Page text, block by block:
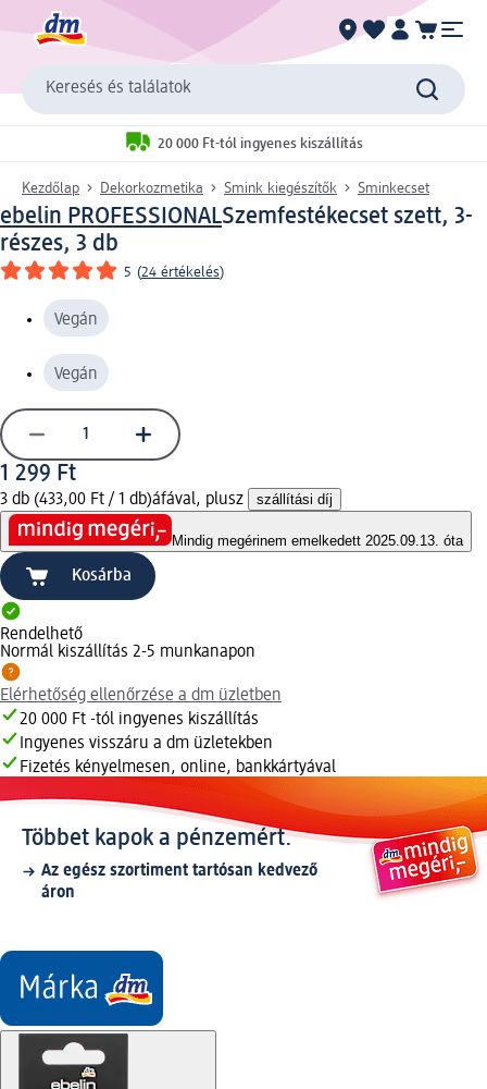
Keresés és találatok
20 000 Ft-tól ingyenes kiszállítás
Kezdőlap Dekorkozmetika Smink kiegészítők Sminkecset
ebelin PROFESSIONALSzemfestékecset szett, 3-
részes, 3 db
5 (24 értékelés)
Vegán
Vegán
1 299 Ft
3 db (433,00 Ft / 1 db)áfával, plusz szállítási díj
Mindig megérinem emelkedett 2025.09.13. óta
Kosárba
Rendelhető
Normál kiszállítás 2-5 munkanapon
Elérhetőség ellenőrzése a dm üzletben
20 000 Ft -tól ingyenes kiszállítás
Ingyenes visszáru a dm üzletekben
Fizetés kényelmesen, online, bankkártyával
Többet kapok a pénzemért.
Az egész szortiment tartósan kedvező
áron